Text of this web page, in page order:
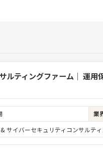
ルティングファーム｜ 運
業
サイバーセキュリティコンサルテ